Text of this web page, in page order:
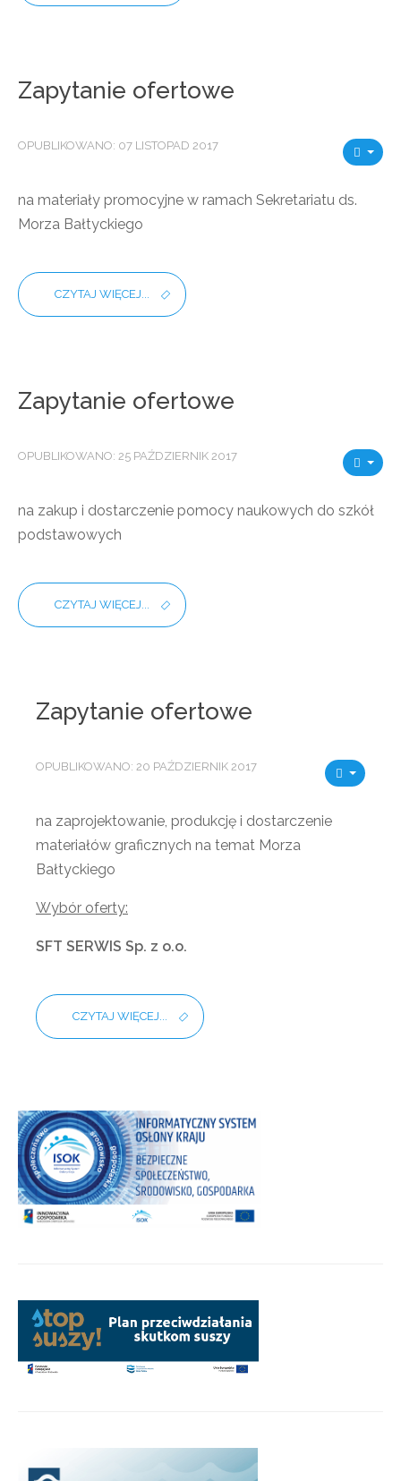
Zapytanie ofertowe
OPUBLIKOWANO: 07 LISTOPAD 2017
na materiały promocyjne w ramach Sekretariatu ds.
Morza Bałtyckiego
CZYTAJ WIĘCEJ...
Zapytanie ofertowe
OPUBLIKOWANO: 25 PAŹDZIERNIK 2017
na zakup i dostarczenie pomocy naukowych do szkół
podstawowych
CZYTAJ WIĘCEJ...
Zapytanie ofertowe
OPUBLIKOWANO: 20 PAŹDZIERNIK 2017
na zaprojektowanie, produkcję i dostarczenie
materiałów graficznych na temat Morza
Bałtyckiego
Wybór oferty:
SFT SERWIS Sp. z o.o.
CZYTAJ WIĘCEJ...